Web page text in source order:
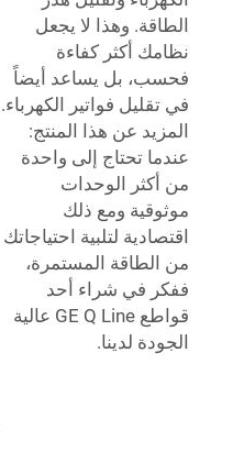
الطاقة. وهذا لا يجعل
نظامك أكثر كفاءة
فحسب، بل يساعد أيضاً
في تقليل فواتير الكهرباء.
المزيد عن هذا المنتج:
عندما تحتاج إلى واحدة
من أكثر الوحدات
موثوقية ومع ذلك
اقتصادية لتلبية احتياجاتك
من الطاقة المستمرة،
ففكر في شراء أحد
قواطع GE Q Line عالية
الجودة لدينا.